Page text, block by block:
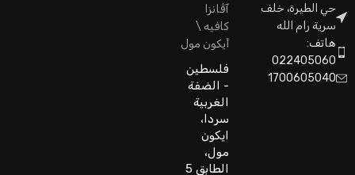
حي الطيرة، خلف
سرية رام الله
هاتف:
022405060
1700605040
آڤانزا
كافيه \
أيكون مول
فلسطين
- الضفة
الغربية
سردا،
ايكون
مول،
الطابق 5